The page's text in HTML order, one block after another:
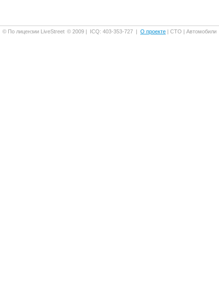
© По лицензии LiveStreet © 2009 | ICQ: 403-353-727 О проекте | СТО | Автомобили